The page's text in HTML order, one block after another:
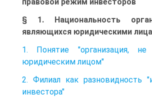
§ 1. Национальность
являющихся юридическими
1. Понятие "организация, не
юридическим лицом"
2. Филиал как разновидность
инвестора"